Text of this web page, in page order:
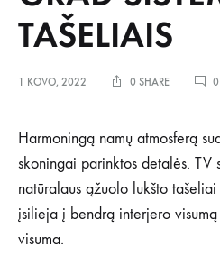
TAŠELIAIS
1 KOVO, 2022 0 SHARE 0
Harmoningą namų atmosferą
skoningai parinktos detalės. TV
natūralaus ąžuolo lukšto
įsilieja į bendrą interjero
visuma.